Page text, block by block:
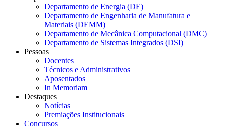
Departamento de Energia (DE)
Departamento de Engenharia de Manufatura e
Materiais (DEMM)
Departamento de Mecânica Computacional (DMC)
Departamento de Sistemas Integrados (DSI)
Pessoas
Docentes
Técnicos e Administrativos
Aposentados
In Memoriam
Destaques
Notícias
Premiações Institucionais
Concursos